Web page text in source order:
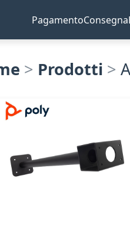
PagamentoConsegna
> Prodotti >